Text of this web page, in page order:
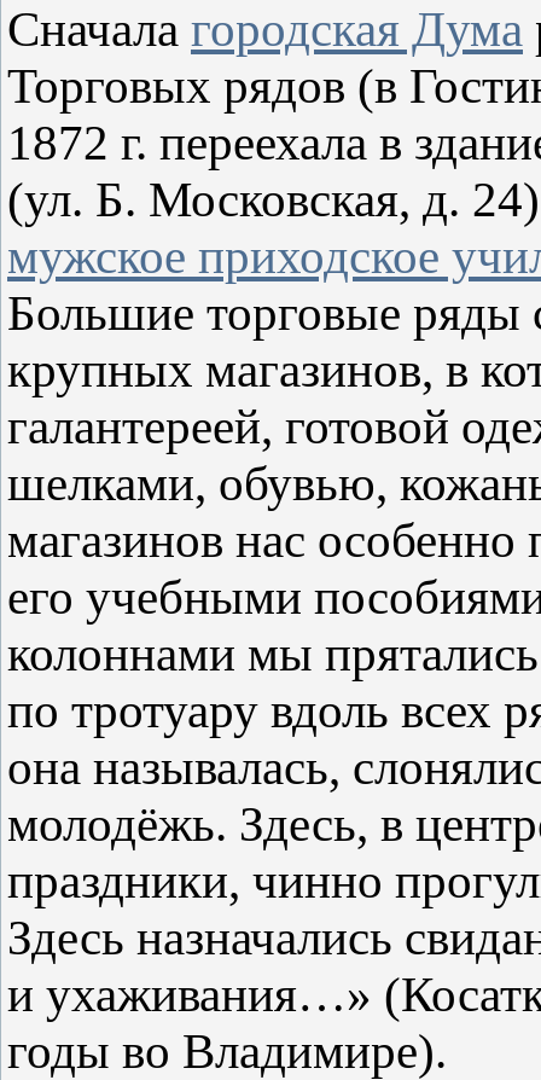
Сначала городская Дума
Торговых рядов (в
1872 г. переехала в
(ул. Б. Московская, д.
мужское приходское
Большие торговые ряды
крупных магазинов, в
галантереей, готовой
шелками, обувью,
магазинов нас особенно
его учебными
колоннами мы
по тротуару вдоль всех
она называлась,
молодёжь. Здесь, в
праздники, чинно
Здесь назначались
и ухаживания…»
годы во Владимире).